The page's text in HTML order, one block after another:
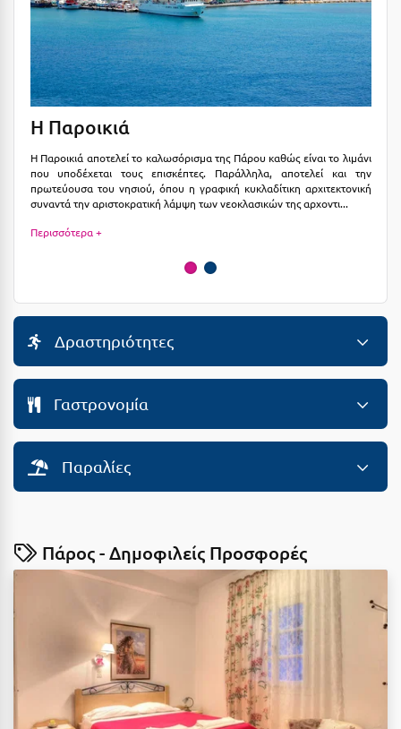
Γαλαξiδι
Γλυφάδα
Γρεβενά
Γύθειο
Δελφοί
Ελάτη Αρκαδίας
Ελληνικό Αρκαδίας
Ελούντα Κρήτης
Ερέτρια
Ζ
Ηλεία
Η Παροικιά
Η Παροικιά αποτελεί το καλωσόρισμα της Πάρου καθώς είναι το λιμάνι
που υποδέχεται τους επισκέπτες. Παράλληλα, αποτελεί και την
πρωτεύουσα του νησιού, όπου η γραφική κυκλαδίτικη αρχιτεκτονική
συναντά την αριστοκρατική λάμψη των νεοκλασικών της αρχοντι...
Περισσότερα +
Δραστηριότητες
Γαστρονομία
Παραλίες
Πάρος - Δημοφιλείς Προσφορές